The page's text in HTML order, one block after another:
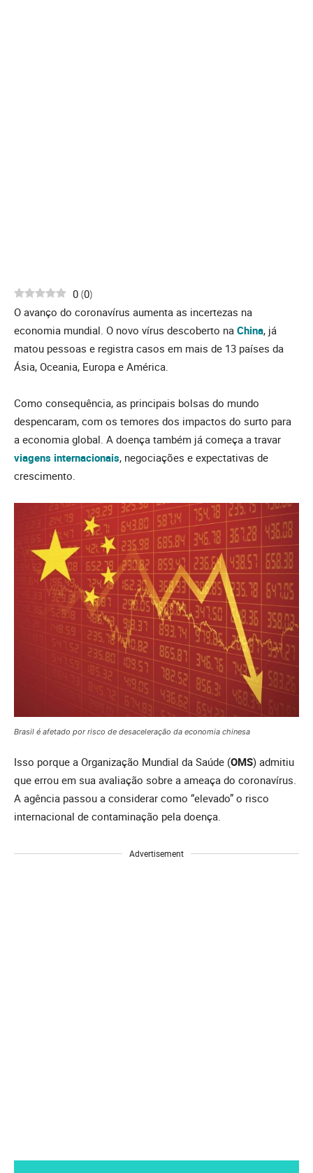
0 (0)
O avanço do coronavírus aumenta as incertezas na
economia mundial. O novo vírus descoberto na China, já
matou pessoas e registra casos em mais de 13 países da
Ásia, Oceania, Europa e América.
Como consequência, as principais bolsas do mundo
despencaram, com os temores dos impactos do surto para
a economia global. A doença também já começa a travar
viagens internacionais, negociações e expectativas de
crescimento.
Brasil é afetado por risco de desaceleração da economia chinesa
Isso porque a Organização Mundial da Saúde (OMS) admitiu
que errou em sua avaliação sobre a ameaça do coronavírus.
A agência passou a considerar como “elevado” o risco
internacional de contaminação pela doença.
Advertisement